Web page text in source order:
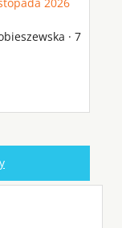
· 7